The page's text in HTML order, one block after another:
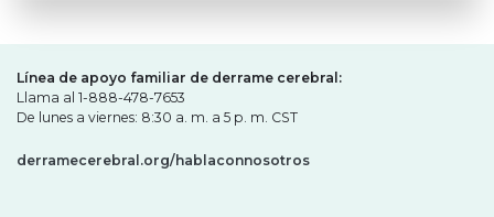
Línea de apoyo familiar de derrame cerebral:
Llama al 1-888-478-7653
De lunes a viernes: 8:30 a. m. a 5 p. m. CST
derramecerebral.org/hablaconnosotros